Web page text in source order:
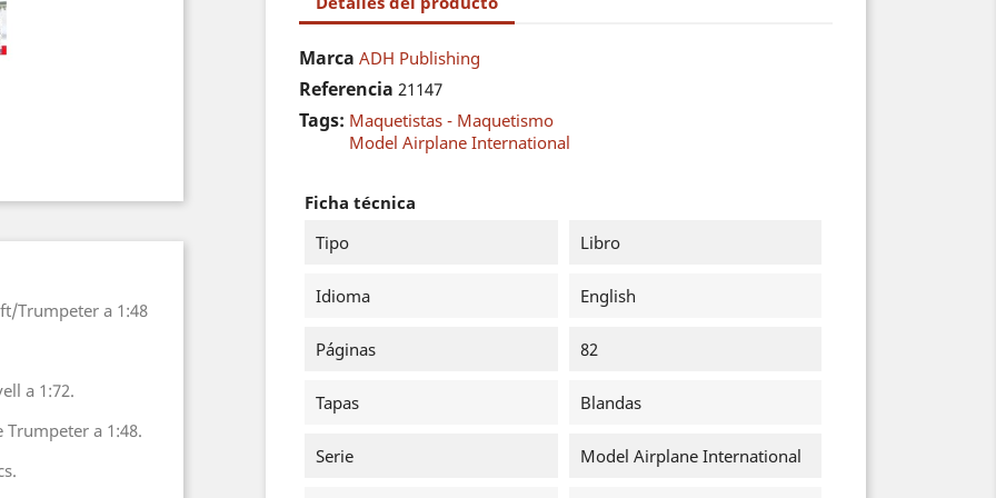
Trumpeter a 1:48
a 1:72.
Trumpeter a 1:48.
Marca ADH Publishing
Referencia 21147
Tags: Maquetistas - Maquetismo
Model Airplane International
Ficha técnica
Tipo
Libro
Idioma English
Páginas 82
Tapas Blandas
Serie Model Airplane International